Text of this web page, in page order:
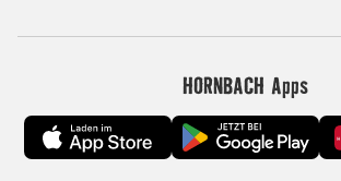
HORNBACH Apps